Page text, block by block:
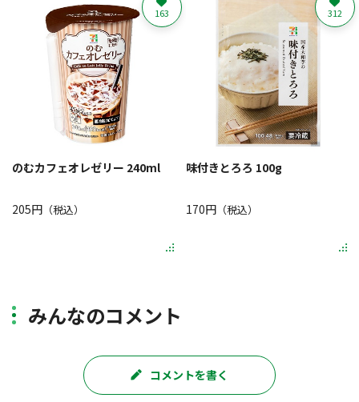
のむカフェオレゼリー 240ml
205円 （税込）
163
味付きとろろ 100g
170円（税込）
312
みんなのコメント
コメントを書く